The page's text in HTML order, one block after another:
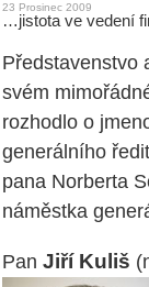
23 Prosinec 2009
…jistota ve vedení
Představenstvo
svém
rozhodlo o
generálního
pana Norberta
náměstka
Pan Jiří Kuliš